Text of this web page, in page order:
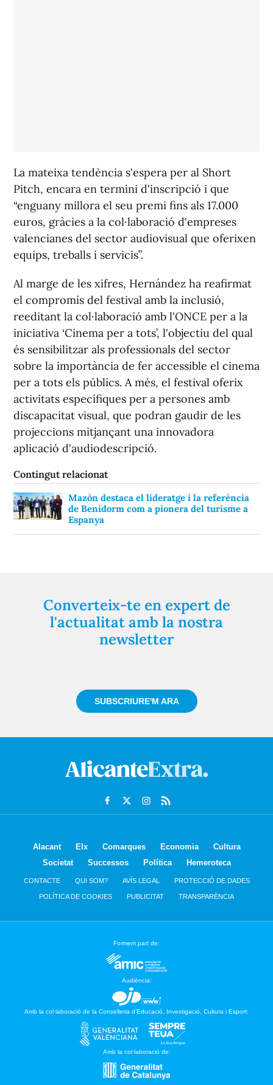
La mateixa tendència s'espera per al Short
Pitch, encara en termini d'inscripció i que
“enguany millora el seu premi fins als 17.000
euros, gràcies a la col·laboració d'empreses
valencianes del sector audiovisual que oferixen
equips, treballs i servicis”.
Al marge de les xifres, Hernández ha reafirmat
el compromís del festival amb la inclusió,
reeditant la col·laboració amb l'ONCE per a la
iniciativa ‘Cinema per a tots’, l'objectiu del qual
és sensibilitzar als professionals del sector
sobre la importància de fer accessible el cinema
per a tots els públics. A més, el festival oferix
activitats específiques per a persones amb
discapacitat visual, que podran gaudir de les
projeccions mitjançant una innovadora
aplicació d'audiodescripció.
Contingut relacionat
Mazón destaca el lideratge i la referència
de Benidorm com a pionera del turisme a
Espanya
Converteix-te en expert de
l'actualitat amb la nostra
newsletter
SUBSCRIURE'M ARA
Alacant Elx Comarques Economia
Cultura
Societat
Successos Política Hemeroteca
CONTACTE QUI SOM? AVÍS LEGAL PROTECCIÓ DE DADES
POLÍTICA DE COOKIES PUBLICITAT TRANSPARÈNCIA
Formem part de:
Audiència:
Amb la col·laboració de la Conselleria d’Educació, Investigació, Cultura i Esport:
Amb la col·laboració de: